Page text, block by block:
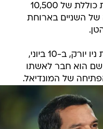
גרנד סנטרל בניו יורק, בעלות כוללת של 10,500
של השניים בארוחת
יום אחרי שאנדרדה עזבה את ניו יורק, ב-10 ביוני,
שם הוא חבר לאשתו
של המונדיאל.